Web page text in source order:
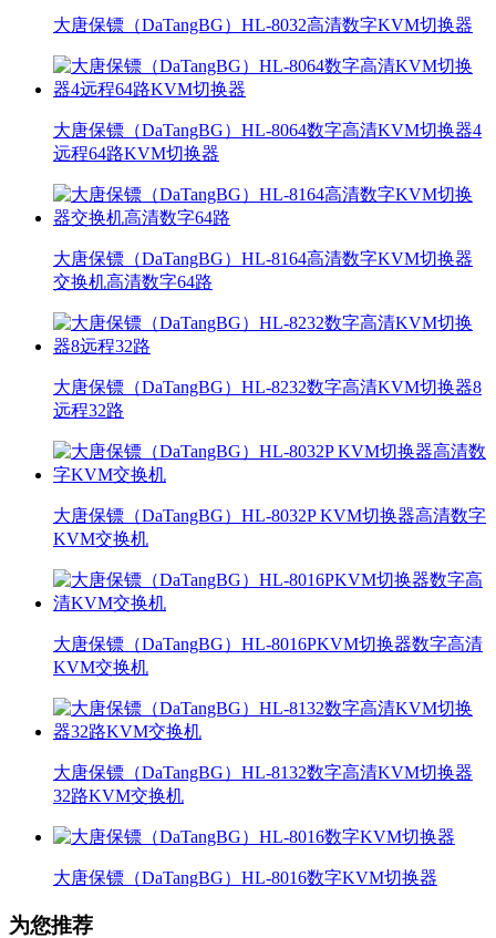
大唐保镖（DaTangBG）HL-8032高清数字KVM切换器
大唐保镖（DaTangBG）HL-8064数字高清KVM切换器4
远程64路KVM切换器
大唐保镖（DaTangBG）HL-8164高清数字KVM切换器
交换机高清数字64路
大唐保镖（DaTangBG）HL-8232数字高清KVM切换器8
远程32路
大唐保镖（DaTangBG）HL-8032P KVM切换器高清数字
KVM交换机
大唐保镖（DaTangBG）HL-8016PKVM切换器数字高清
KVM交换机
大唐保镖（DaTangBG）HL-8132数字高清KVM切换器
32路KVM交换机
大唐保镖（DaTangBG）HL-8016数字KVM切换器
为您推荐